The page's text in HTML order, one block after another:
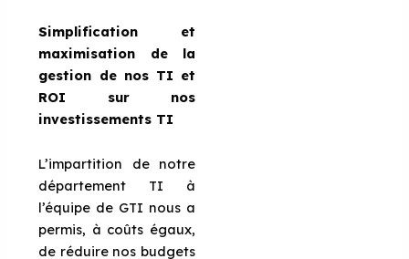
Simplification et
maximisation de la
gestion de nos TI et
ROI sur nos
investissements TI
L’impartition de notre
département TI à
l’équipe de GTI nous a
permis, à coûts égaux,
de réduire nos budgets